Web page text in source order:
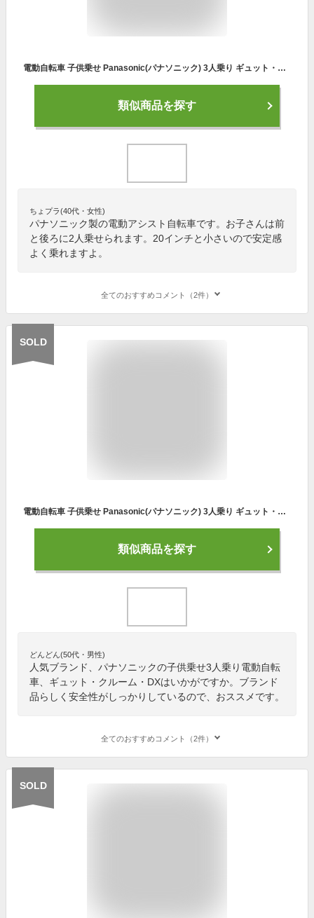
電動自転車 子供乗せ Panasonic(パナソニック) 3人乗り ギュット・クルーム・EX 2022モデル おしゃれ おすすめ 人気 BE-ELFE03-CP【通常3~5営業日で出荷】
類似商品を探す
ちょプラ(40代・女性)
パナソニック製の電動アシスト自転車です。お子さんは前
と後ろに2人乗せられます。20インチと小さいので安定感
よく乗れますよ。
全てのおすすめコメント（2件）
SOLD
電動自転車 子供乗せ Panasonic(パナソニック) 3人乗り ギュット・クルーム・DX 2022年モデル おしゃれ おすすめ 人気 BE-ELFD033【通常3~5営業日で出荷】
類似商品を探す
どんどん(50代・男性)
人気ブランド、パナソニックの子供乗せ3人乗り電動自転
車、ギュット・クルーム・DXはいかがですか。ブランド
品らしく安全性がしっかりしているので、おススメです。
全てのおすすめコメント（2件）
SOLD